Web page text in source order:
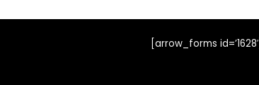
[arrow_forms id=’1628′]